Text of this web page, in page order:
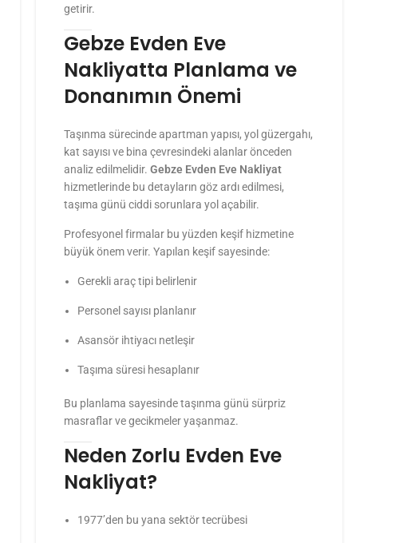
getirir.
Gebze Evden Eve
Nakliyatta Planlama ve
Donanımın Önemi
Taşınma sürecinde apartman yapısı, yol güzergahı,
kat sayısı ve bina çevresindeki alanlar önceden
analiz edilmelidir. Gebze Evden Eve Nakliyat
hizmetlerinde bu detayların göz ardı edilmesi,
taşıma günü ciddi sorunlara yol açabilir.
Profesyonel firmalar bu yüzden keşif hizmetine
büyük önem verir. Yapılan keşif sayesinde:
Gerekli araç tipi belirlenir
Personel sayısı planlanır
Asansör ihtiyacı netleşir
Taşıma süresi hesaplanır
Bu planlama sayesinde taşınma günü sürpriz
masraflar ve gecikmeler yaşanmaz.
Neden Zorlu Evden Eve
Nakliyat?
1977’den bu yana sektör tecrübesi